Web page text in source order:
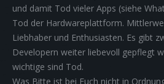
und damit Tod vieler Apps (siehe
Tod der Hardwareplattform.
Liebhaber und Enthusiasten. Es gibt
Developern weiter liebevoll gepflegt
wichtige sind Tod.
Was Bitte ist bei Euch nicht in